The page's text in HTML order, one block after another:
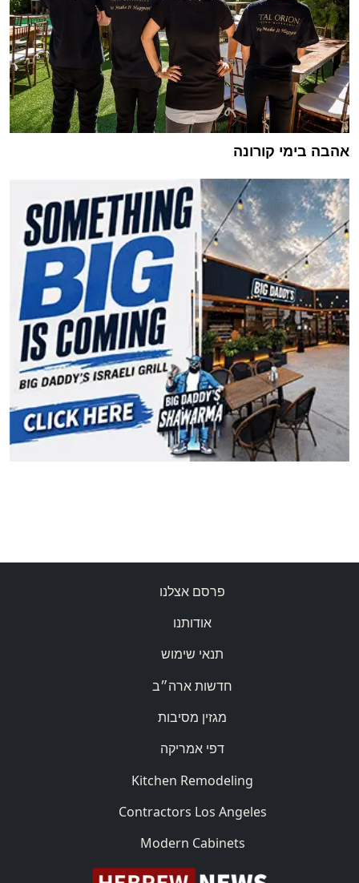
אהבה בימי קורונה
פרסם אצלנו
אודותנו
תנאי שימוש
חדשות ארה״ב
מגזין מסיבות
דפי אמריקה
Kitchen Remodeling
Contractors Los Angeles
Modern Cabinets